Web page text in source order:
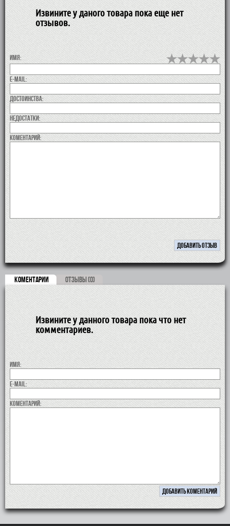
Извините у даного товара пока еще нет
отзывов.
Имя:
E-MAIL:
Достоинства:
недостатки:
коментарий:
КОМЕНТАРИИ ОТЗЫВЫ (0)
Извините у данного товара пока что нет
комментариев.
Имя:
E-MAIL:
коментарий: